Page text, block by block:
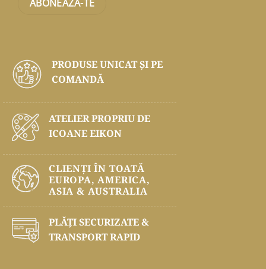
PRODUSE UNICAT ŞI PE
COMANDĂ
ATELIER PROPRIU DE
ICOANE EIKON
CLIENȚI ÎN TOATĂ
EUROPA, AMERICA,
ASIA & AUSTRALIA
PLĂŢI SECURIZATE &
TRANSPORT RAPID